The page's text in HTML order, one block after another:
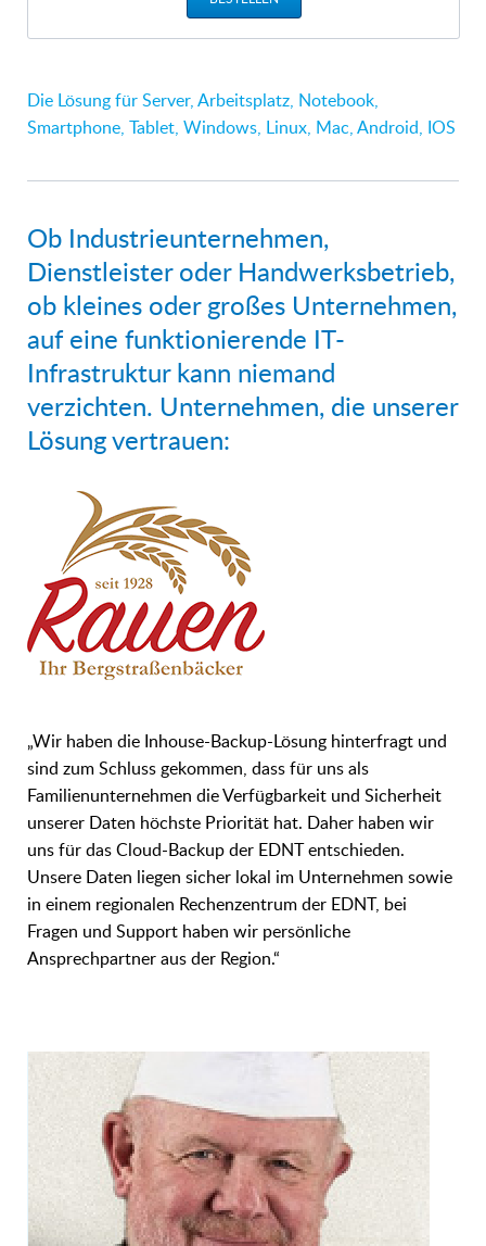
Die Lösung für Server, Arbeitsplatz, Notebook,
Smartphone, Tablet, Windows, Linux, Mac, Android, IOS
Ob Industrieunternehmen,
Dienstleister oder Handwerksbetrieb,
ob kleines oder großes Unternehmen,
auf eine funktionierende IT-
Infrastruktur kann niemand
verzichten. Unternehmen, die unserer
Lösung vertrauen:
„Wir haben die Inhouse-Backup-Lösung hinterfragt und
sind zum Schluss gekommen, dass für uns als
Familienunternehmen die Verfügbarkeit und Sicherheit
unserer Daten höchste Priorität hat. Daher haben wir
uns für das Cloud-Backup der EDNT entschieden.
Unsere Daten liegen sicher lokal im Unternehmen sowie
in einem regionalen Rechenzentrum der EDNT, bei
Fragen und Support haben wir persönliche
Ansprechpartner aus der Region.“